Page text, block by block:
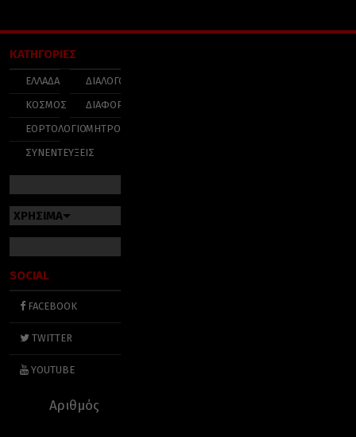
ΚΑΤΗΓΟΡΙΕΣ
ΕΛΛΑΔΑ
ΚΟΣΜΟΣ
ΕΟΡΤΟΛΟΓΙΟ
ΣΥΝΕΝΤΕΥΞΕΙΣ
ΔΙΑΛΟΓΟΣ
ΔΙΑΦΟΡΑ
ΜΗΤΡΟΠΟΛΕΙΣ
ΧΡΗΣΙΜΑ
SOCIAL
FACEBOOK
TWITTER
YOUTUBE
Αριθμός